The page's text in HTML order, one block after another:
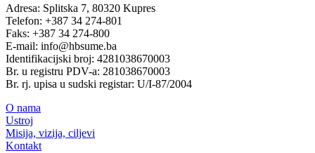
Adresa: Splitska 7, 80320 Kupres
Telefon: +387 34 274-801
Faks: +387 34 274-800
E-mail: info@hbsume.ba
Identifikacijski broj: 4281038670003
Br. u registru PDV-a: 281038670003
Br. rj. upisa u sudski registar: U/I-87/2004
O nama
Ustroj
Misija, vizija, ciljevi
Kontakt